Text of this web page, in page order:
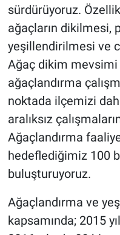
sürdürüyoruz.
ağaçların dikilmesi,
yeşillendirilmesi ve
Ağaç dikim
ağaçlandırma
noktada ilçemizi
aralıksız
Ağaçlandırma
hedeflediğimiz 100
buluşturuyoruz.
Ağaçlandırma ve
kapsamında; 2015